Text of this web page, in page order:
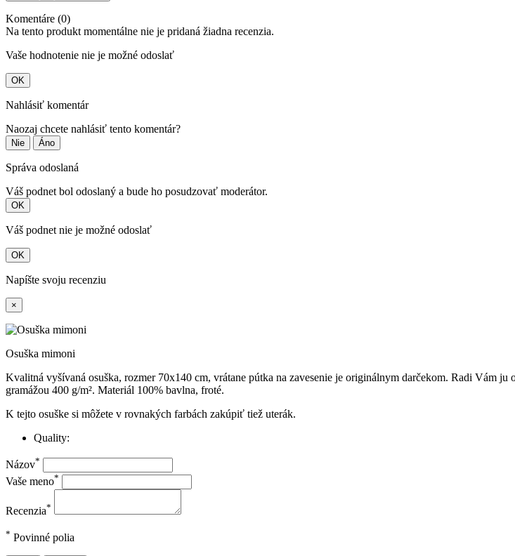
Komentáre (0)
Na tento produkt momentálne nie je pridaná žiadna recenzia.
Vaše hodnotenie nie je možné odoslať
OK
Nahlásiť komentár
Naozaj chcete nahlásiť tento komentár?
Nie Áno
Správa odoslaná
Váš podnet bol odoslaný a bude ho posudzovať moderátor.
OK
Váš podnet nie je možné odoslať
OK
Napíšte svoju recenziu
×
Osuška mimoni
Kvalitná vyšívaná osuška, rozmer 70x140 cm, vrátane pútka na zavesenie je originálnym darčekom. Radi Vám
gramážou 400 g/m². Materiál 100% bavlna, froté.
K tejto osuške si môžete v rovnakých farbách zakúpiť tiež uterák.
Quality:
Názov*
Vaše meno*
Recenzia*
* Povinné polia